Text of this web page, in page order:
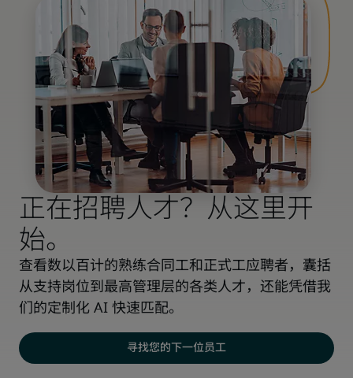
正在招聘人才？从这里开
始。
查看数以百计的熟练合同工和正式工应聘者，囊括
从支持岗位到最高管理层的各类人才，还能凭借我
们的定制化 AI 快速匹配。
寻找您的下一位员工